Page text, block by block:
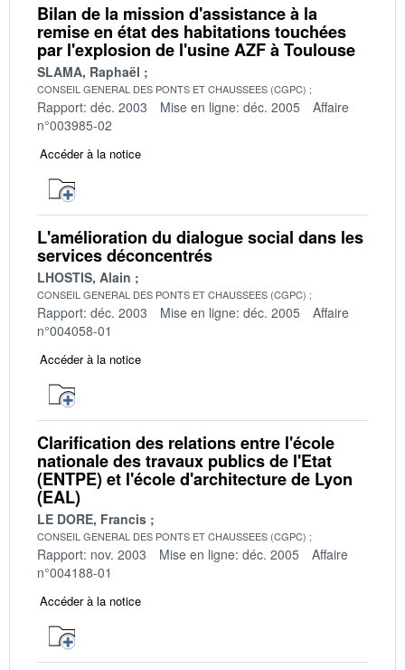
Bilan de la mission d'assistance à la
remise en état des habitations touchées
par l'explosion de l'usine AZF à Toulouse
SLAMA, Raphaël
CONSEIL GENERAL DES PONTS ET CHAUSSEES (CGPC)
Rapport: déc. 2003 Mise en ligne: déc. 2005
Affaire
n°003985-02
Accéder à la notice
L'amélioration du dialogue social dans les
services déconcentrés
LHOSTIS, Alain
CONSEIL GENERAL DES PONTS ET CHAUSSEES (CGPC)
Rapport: déc. 2003 Mise en ligne: déc. 2005
Affaire
n°004058-01
Accéder à la notice
Clarification des relations entre l'école
nationale des travaux publics de l'Etat
(ENTPE) et l'école d'architecture de Lyon
(EAL)
LE DORE, Francis
CONSEIL GENERAL DES PONTS ET CHAUSSEES (CGPC)
Rapport: nov. 2003 Mise en ligne: déc. 2005
Affaire
n°004188-01
Accéder à la notice